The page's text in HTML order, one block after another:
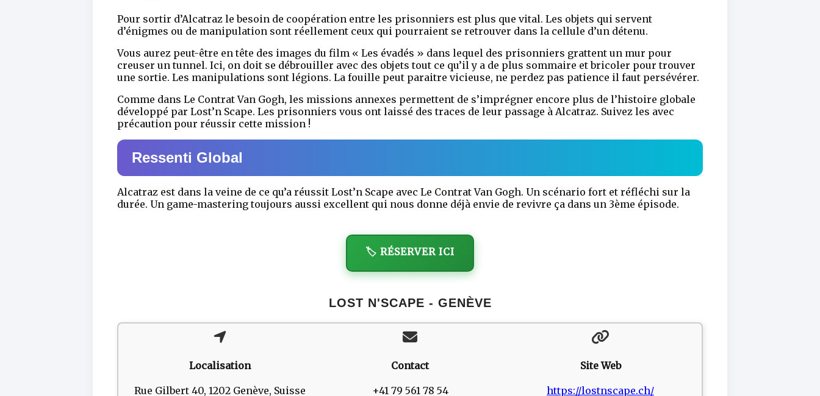
Pour sortir d’Alcatraz le besoin de coopération entre les prisonniers est plus que vital. Les objets qui servent
d’énigmes ou de manipulation sont réellement ceux qui pourraient se retrouver dans la cellule d’un détenu.
Vous aurez peut-être en tête des images du film « Les évadés » dans lequel des prisonniers grattent un mur pour
creuser un tunnel. Ici, on doit se débrouiller avec des objets tout ce qu’il y a de plus sommaire et bricoler pour trouver
une sortie. Les manipulations sont légions. La fouille peut paraitre vicieuse, ne perdez pas patience il faut persévérer.
Comme dans Le Contrat Van Gogh, les missions annexes permettent de s’imprégner encore plus de l’histoire globale
développé par Lost’n Scape. Les prisonniers vous ont laissé des traces de leur passage à Alcatraz. Suivez les avec
précaution pour réussir cette mission !
Ressenti Global
Alcatraz est dans la veine de ce qu’a réussit Lost’n Scape avec Le Contrat Van Gogh. Un scénario fort et réfléchi sur la
durée. Un game-mastering toujours aussi excellent qui nous donne déjà envie de revivre ça dans un 3ème épisode.
🏷️ RÉSERVER ICI
LOST N'SCAPE - GENÈVE
Localisation
Rue Gilbert 40, 1202 Genève, Suisse
Contact
+41 79 561 78 54
Site Web
https://lostnscape.ch/